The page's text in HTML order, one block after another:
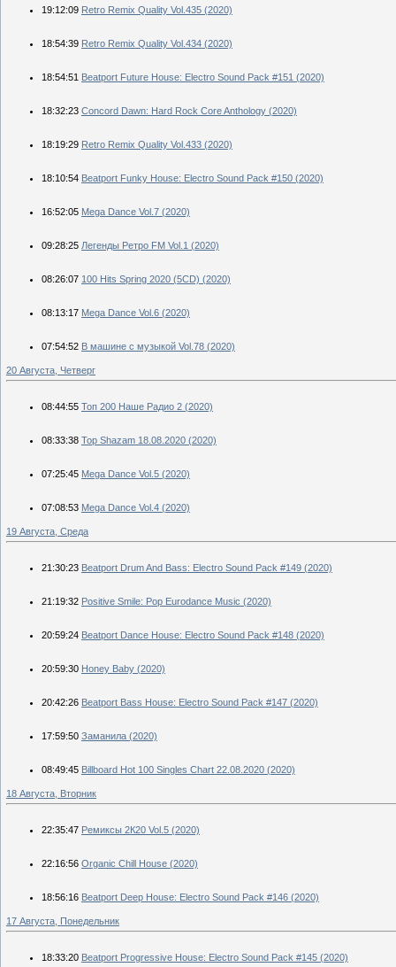
19:12:09 Retro Remix Quality Vol.435 (2020)
18:54:39 Retro Remix Quality Vol.434 (2020)
18:54:51 Beatport Future House: Electro Sound Pack #151 (2020)
18:32:23 Concord Dawn: Hard Rock Core Anthology (2020)
18:19:29 Retro Remix Quality Vol.433 (2020)
18:10:54 Beatport Funky House: Electro Sound Pack #150 (2020)
16:52:05 Mega Dance Vol.7 (2020)
09:28:25 Легенды Ретро FM Vol.1 (2020)
08:26:07 100 Hits Spring 2020 (5CD) (2020)
08:13:17 Mega Dance Vol.6 (2020)
07:54:52 В машине с музыкой Vol.78 (2020)
20 Августа, Четверг
08:44:55 Топ 200 Наше Радио 2 (2020)
08:33:38 Top Shazam 18.08.2020 (2020)
07:25:45 Mega Dance Vol.5 (2020)
07:08:53 Mega Dance Vol.4 (2020)
19 Августа, Среда
21:30:23 Beatport Drum And Bass: Electro Sound Pack #149 (2020)
21:19:32 Positive Smile: Pop Eurodance Music (2020)
20:59:24 Beatport Dance House: Electro Sound Pack #148 (2020)
20:59:30 Honey Baby (2020)
20:42:26 Beatport Bass House: Electro Sound Pack #147 (2020)
17:59:50 Заманила (2020)
08:49:45 Billboard Hot 100 Singles Chart 22.08.2020 (2020)
18 Августа, Вторник
22:35:47 Ремиксы 2К20 Vol.5 (2020)
22:16:56 Organic Chill House (2020)
18:56:16 Beatport Deep House: Electro Sound Pack #146 (2020)
17 Августа, Понедельник
18:33:20 Beatport Progressive House: Electro Sound Pack #145 (2020)